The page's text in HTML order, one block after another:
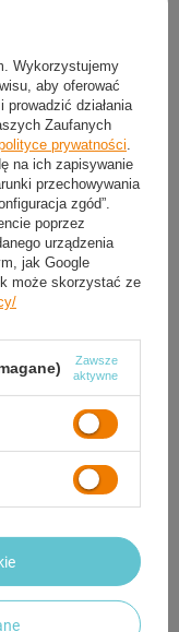
od ręki
od50,00 złsą za
Wykorzystujemy
aby oferować
prowadzić działania
Zaufanych
prywatności
na ich zapisywanie
przechowywania
zgód”.
poprzez
urządzenia
jak Google
może skorzystać ze
Zawsze
aktywne